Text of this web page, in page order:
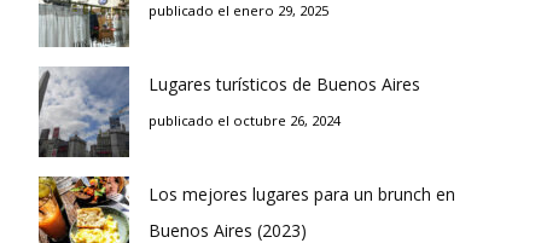
publicado el enero 29, 2025
Lugares turísticos de Buenos Aires
publicado el octubre 26, 2024
Los mejores lugares para un brunch en
Buenos Aires (2023)